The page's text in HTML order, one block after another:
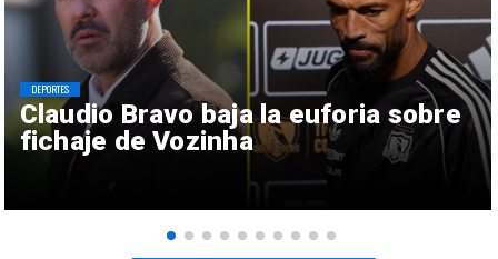
Claudio Bravo baja la euforia sobre
fichaje de Vozinha
DEPORTES